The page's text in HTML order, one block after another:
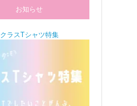
お知らせ
クラスTシャツ特集